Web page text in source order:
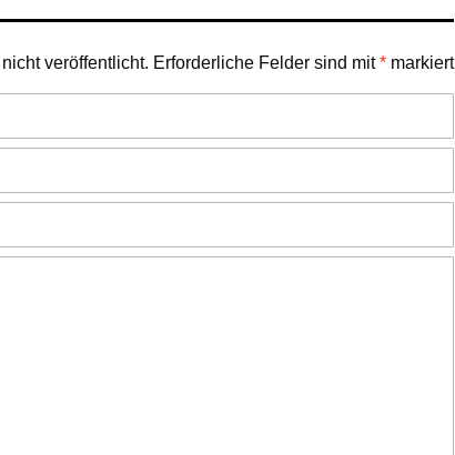
veröffentlicht. Erforderliche Felder sind mit* markiert